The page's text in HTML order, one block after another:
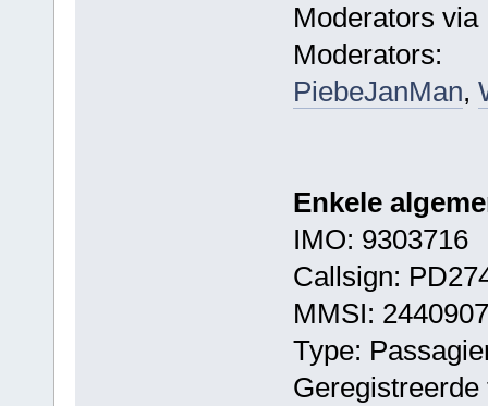
Moderators
Moderators:
PiebeJanMan,
Enkele
IMO: 9303716
Callsign:
MMSI:
Type: